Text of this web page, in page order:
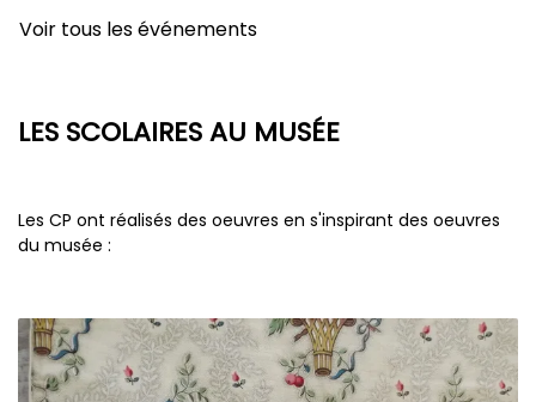
Voir tous les événements
LES SCOLAIRES AU MUSÉE
Les CP ont réalisés des oeuvres en s'inspirant des oeuvres
du musée :